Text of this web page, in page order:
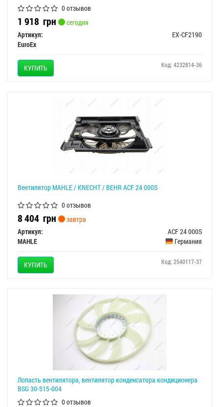
0 отзывов
1 918 грн
сегодня
Артикул:
EX-CF2190
EuroEx
КУПИТЬ Код: 4232814-36
Вентилятор MAHLE / KNECHT / BEHR ACF 24 000S
0 отзывов
8 404 грн
завтра
Артикул:
ACF 24 000S
MAHLE
Германия
КУПИТЬ Код: 2540117-37
Лопасть вентилятора, вентилятор конденсатора кондиционера
BSG 30-515-004
0 отзывов